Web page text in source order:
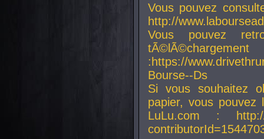
Vous pouvez
http://
Vous pouvez
:https://
Bourse--Ds
Si vous souhaitez
papier, vous
LuLu.com : http://